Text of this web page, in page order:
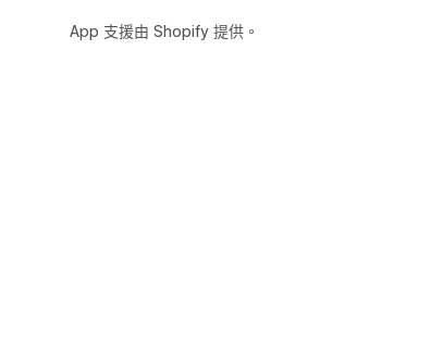
App 支援由 Shopify 提供。